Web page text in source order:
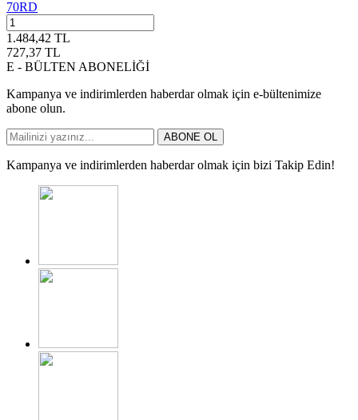
70RD
1.484,42 TL
727,37 TL
E - BÜLTEN ABONELİĞİ
Kampanya ve indirimlerden haberdar olmak için e-bültenimize
abone olun.
ABONE OL
Kampanya ve indirimlerden haberdar olmak için bizi Takip Edin!